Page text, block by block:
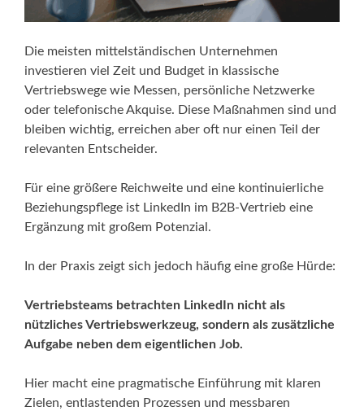
Die meisten mittelständischen Unternehmen
investieren viel Zeit und Budget in klassische
Vertriebswege wie Messen, persönliche Netzwerke
oder telefonische Akquise. Diese Maßnahmen sind und
bleiben wichtig, erreichen aber oft nur einen Teil der
relevanten Entscheider.
Für eine größere Reichweite und eine kontinuierliche
Beziehungspflege ist LinkedIn im B2B-Vertrieb eine
Ergänzung mit großem Potenzial.
In der Praxis zeigt sich jedoch häufig eine große Hürde:
Vertriebsteams betrachten LinkedIn nicht als
nützliches Vertriebswerkzeug, sondern als zusätzliche
Aufgabe neben dem eigentlichen Job.
Hier macht eine pragmatische Einführung mit klaren
Zielen, entlastenden Prozessen und messbaren